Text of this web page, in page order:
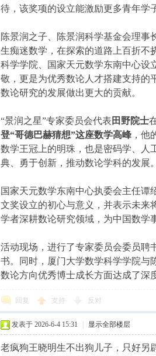
待，该奖项的设立能激励更多青年学
陈景润之子、陈景润科学基金会理
生痴迷数学，在探索的道路上百折不
科学学院、国家天元数学东南中心设
敬，更是为优秀数论人才搭建支持的
数论研究的发展做出更大的贡献。
“景润之星”专家委员会代表 田野院士
登“哥德巴赫猜想”这座数学高峰 ，他
数学王冠上的明珠，也是密码学、人
典、勇于创新，推动数论学科的发展
国家天元数学东南中心执委会主任谭
文奖设立的初心与意义，并表示未来
学者深耕数论研究领域，为中国数学
活动现场，进行了专家委员会委员聘
书。同时，厦门大学数学科学学院与
数论方向优秀博士成长方面达成了深
回复 支持 反对
发表于 2026-6-4 15:31 显示全部楼层
老疯狗王晓明生不出狗儿子，只好另